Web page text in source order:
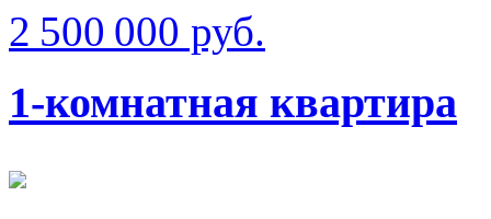
2 500 000 руб.
1-комнатная квартира